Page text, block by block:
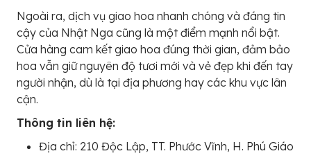
Ngoài ra, dịch vụ giao hoa nhanh chóng và đáng tin
cậy của Nhật Nga cũng là một điểm mạnh nổi bật.
Cửa hàng cam kết giao hoa đúng thời gian, đảm bảo
hoa vẫn giữ nguyên độ tươi mới và vẻ đẹp khi đến tay
người nhận, dù là tại địa phương hay các khu vực lân
cận.
Thông tin liên hệ:
Địa chỉ: 210 Độc Lập, TT. Phước Vĩnh, H. Phú Giáo